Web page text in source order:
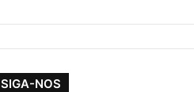
SIGA-NOS